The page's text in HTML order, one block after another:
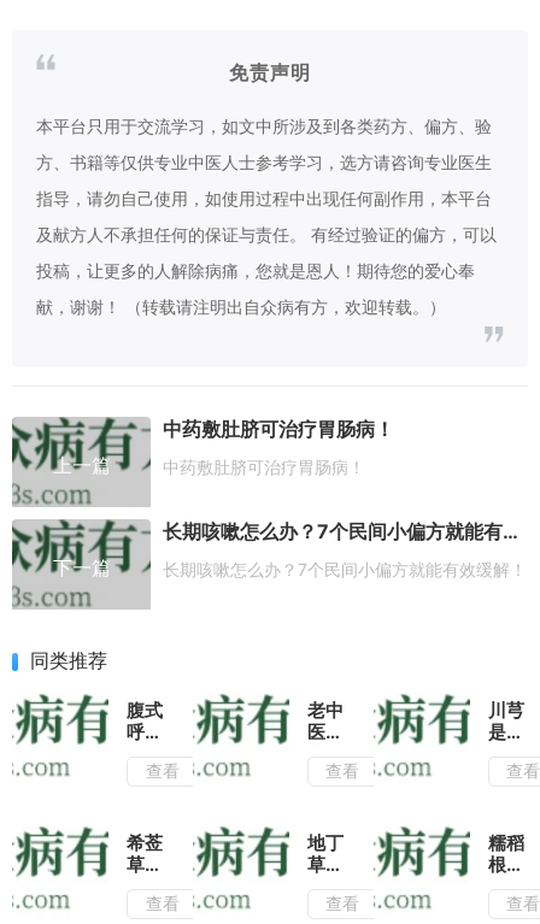
免责声明
本平台只用于交流学习，如文中所涉及到各类药方、偏方、验
方、书籍等仅供专业中医人士参考学习，选方请咨询专业医生
指导，请勿自己使用，如使用过程中出现任何副作用，本平台
及献方人不承担任何的保证与责任。 有经过验证的偏方，可以
投稿，让更多的人解除病痛，您就是恩人！期待您的爱心奉
献，谢谢！ （转载请注明出自众病有方，欢迎转载。）
上一篇
中药敷肚脐可治疗胃肠病！
中药敷肚脐可治疗胃肠病！
下一篇
长期咳嗽怎么办？7个民间小偏方就能有效缓解！
长期咳嗽怎么办？7个民间小偏方就能有效缓解！
同类推荐
腹式
呼吸
——
治疗
管炎
的除
根秘
方！
查看
老中
医推
荐三
个治
良的
偏方
查看
川芎
是活
血行
气的
推荐
几种
用法
专治
查看
希莶
草如
何鉴
别?查看
地丁
草是
农村
常见
查看
糯稻
根的
功效
与作
查看